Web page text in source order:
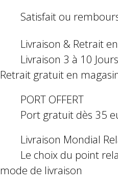
Satisfait ou
Livraison & Retrait
Livraison 3 à 10
Retrait gratuit en
PORT OFFERT
Port gratuit dès 35
Livraison Mondial
Le choix du point
mode de livraison